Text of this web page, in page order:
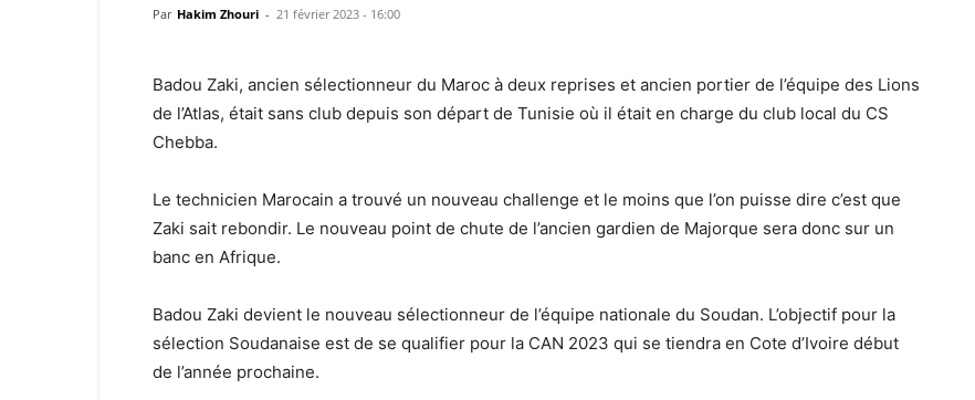
Par Hakim Zhouri - 21 février 2023 - 16:00
Badou Zaki, ancien sélectionneur du Maroc à deux reprises et ancien portier de l’équipe des Lions
de l’Atlas, était sans club depuis son départ de Tunisie où il était en charge du club local du CS
Chebba.
Le technicien Marocain a trouvé un nouveau challenge et le moins que l’on puisse dire c’est que
Zaki sait rebondir. Le nouveau point de chute de l’ancien gardien de Majorque sera donc sur un
banc en Afrique.
Badou Zaki devient le nouveau sélectionneur de l’équipe nationale du Soudan. L’objectif pour la
sélection Soudanaise est de se qualifier pour la CAN 2023 qui se tiendra en Cote d’Ivoire début
de l’année prochaine.